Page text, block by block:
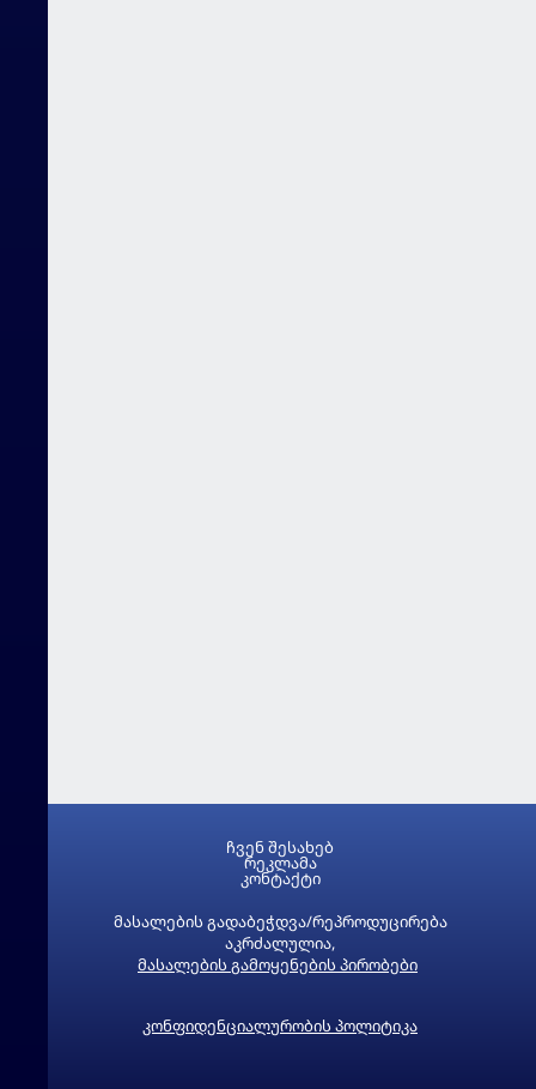
მასალების გადაბეჭდვა/რეპროდუცირება
აკრძალულია,
მასალების გამოყენების პირობები
კონფიდენციალურობის პოლიტიკა
ჩვენ შესახებ
რეკლამა
კონტაქტი